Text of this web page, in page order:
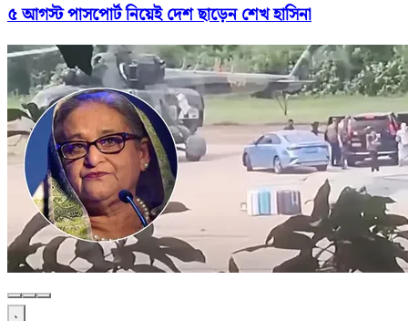
৫ আগস্ট পাসপোর্ট নিয়েই দেশ ছাড়েন শেখ হাসিনা